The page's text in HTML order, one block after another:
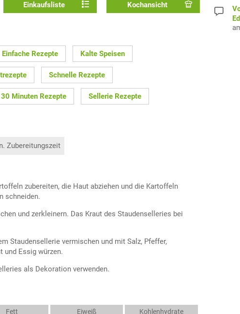
Einkaufsliste Kochansicht
Einfache Rezepte Kalte Speisen
Schnelle Rezepte
30 Minuten Rezepte Sellerie Rezepte
Zubereitungszeit
zubereiten, die Haut abziehen und die Kartoffeln
schneiden.
und zerkleinern. Das Kraut des Staudenselleries bei
Staudensellerie vermischen und mit Salz, Pfeffer,
und Essig würzen.
als Dekoration verwenden.
Fett
Eiweiß
Kohlenhydrate